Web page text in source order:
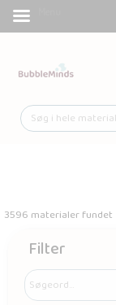
3596 materialer fundet
Filter